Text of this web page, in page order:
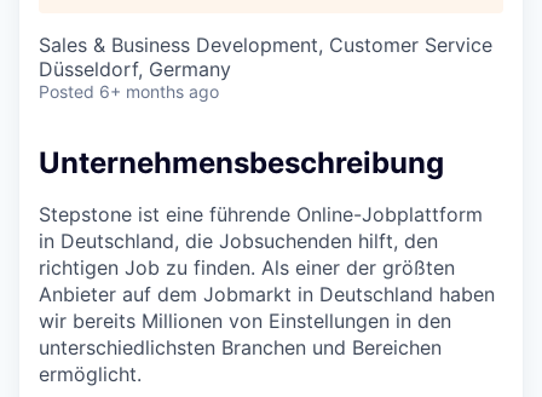
Sales & Business Development, Customer Service
Düsseldorf, Germany
Posted 6+ months ago
Unternehmensbeschreibung
Stepstone ist eine führende Online-Jobplattform
in Deutschland, die Jobsuchenden hilft, den
richtigen Job zu finden. Als einer der größten
Anbieter auf dem Jobmarkt in Deutschland haben
wir bereits Millionen von Einstellungen in den
unterschiedlichsten Branchen und Bereichen
ermöglicht.